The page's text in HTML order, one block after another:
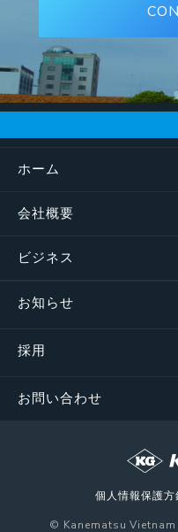
ホーム
会社概要
ビジネス
お知らせ
採用
お問い合わせ
個人情報保護方
© Kanematsu